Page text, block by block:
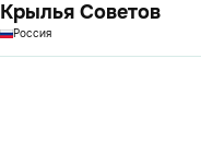
Крылья Советов
Россия